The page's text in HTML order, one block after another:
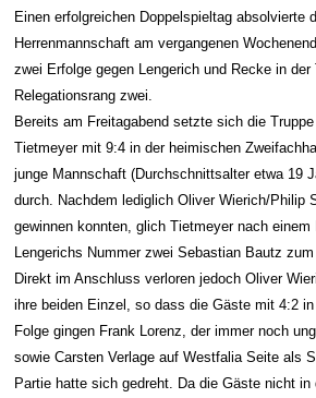
Einen erfolgreichen Doppelspieltag absolvierte
Herrenmannschaft am vergangenen
zwei Erfolge gegen Lengerich und Recke in der
Relegationsrang zwei.
Bereits am Freitagabend setzte sich die
Tietmeyer mit 9:4 in der heimischen
junge Mannschaft (Durchschnittsalter etwa 19
durch. Nachdem lediglich Oliver Wierich/Philip
gewinnen konnten, glich Tietmeyer nach
Lengerichs Nummer zwei Sebastian Bautz
Direkt im Anschluss verloren jedoch Oliver
ihre beiden Einzel, so dass die Gäste mit 4:2
Folge gingen Frank Lorenz, der immer noch
sowie Carsten Verlage auf Westfalia Seite als
Partie hatte sich gedreht. Da die Gäste nicht in